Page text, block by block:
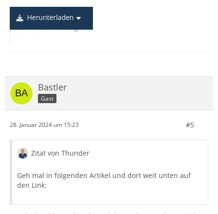
Bastler
Gast
28. Januar 2024 um 15:23 #5
Zitat von Thunder
Geh mal in folgenden Artikel und dort weit unten auf
den Link: